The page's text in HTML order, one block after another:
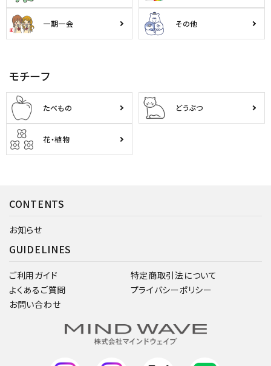
一期一会 その他
モチーフ
たべもの どうぶつ
花・植物
CONTENTS
お知らせ
GUIDELINES
ご利用ガイド
よくあるご質問
お問い合わせ
特定商取引法について
プライバシーポリシー